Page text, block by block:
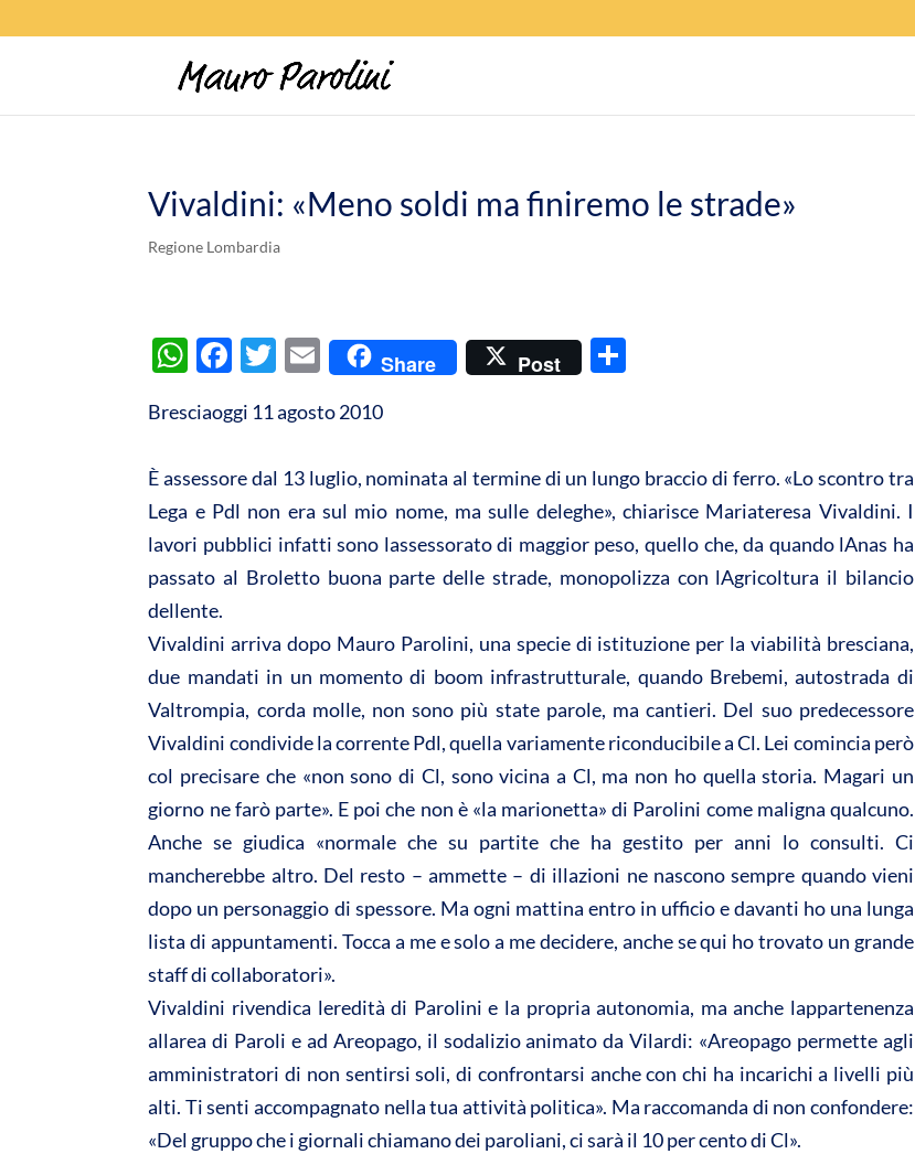
Vivaldini: «Meno soldi ma finiremo le strade»
Regione Lombardia
W
at
A
p
p
F
e
o
o
k
T
itt
er
E
ail
Share Post
di
vi
di
Bresciaoggi 11 agosto 2010
È assessore dal 13 luglio, nominata al termine di un lungo braccio di ferro. «Lo scontro tra
Lega e Pdl non era sul mio nome, ma sulle deleghe», chiarisce Mariateresa Vivaldini. I
lavori pubblici infatti sono lassessorato di maggior peso, quello che, da quando lAnas ha
passato al Broletto buona parte delle strade, monopolizza con lAgricoltura il bilancio
dellente.
Vivaldini arriva dopo Mauro Parolini, una specie di istituzione per la viabilità bresciana,
due mandati in un momento di boom infrastrutturale, quando Brebemi, autostrada di
Valtrompia, corda molle, non sono più state parole, ma cantieri. Del suo predecessore
Vivaldini condivide la corrente Pdl, quella variamente riconducibile a Cl. Lei comincia però
col precisare che «non sono di Cl, sono vicina a Cl, ma non ho quella storia. Magari un
giorno ne farò parte». E poi che non è «la marionetta» di Parolini come maligna qualcuno.
Anche se giudica «normale che su partite che ha gestito per anni lo consulti. Ci
mancherebbe altro. Del resto – ammette – di illazioni ne nascono sempre quando vieni
dopo un personaggio di spessore. Ma ogni mattina entro in ufficio e davanti ho una lunga
lista di appuntamenti. Tocca a me e solo a me decidere, anche se qui ho trovato un grande
staff di collaboratori».
Vivaldini rivendica leredità di Parolini e la propria autonomia, ma anche lappartenenza
allarea di Paroli e ad Areopago, il sodalizio animato da Vilardi: «Areopago permette agli
amministratori di non sentirsi soli, di confrontarsi anche con chi ha incarichi a livelli più
alti. Ti senti accompagnato nella tua attività politica». Ma raccomanda di non confondere:
«Del gruppo che i giornali chiamano dei paroliani, ci sarà il 10 per cento di Cl».